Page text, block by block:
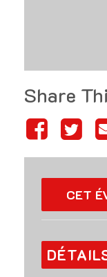
Share
CET